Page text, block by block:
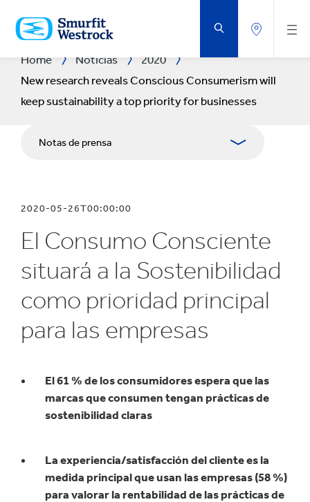
AL
CONTENIDO
PRINCIPAL
Home Noticias
2020
New research reveals Conscious Consumerism will
keep sustainability a top priority for businesses
Notas de prensa
Medios
Blog
2020-05-26T00:00:00
El Consumo Consciente
situará a la Sostenibilidad
como prioridad principal
para las empresas
El 61 % de los consumidores espera que las
marcas que consumen tengan prácticas de
sostenibilidad claras
La experiencia/satisfacción del cliente es la
medida principal que usan las empresas (58 %)
para valorar la rentabilidad de las prácticas de